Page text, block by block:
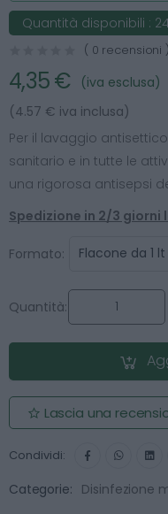
Quantità disponibili :
( 0 recensioni )
4,35 €
(iva esclusa)
(4.57 € iva inclusa)
Per il lavaggio
sanitario e in tutte le
una rigorosa antisepsi
Spedizione in 2/3 giorni
Formato:
Quantità:
Lascia una
Condividi:
Categorie: Disinfezione